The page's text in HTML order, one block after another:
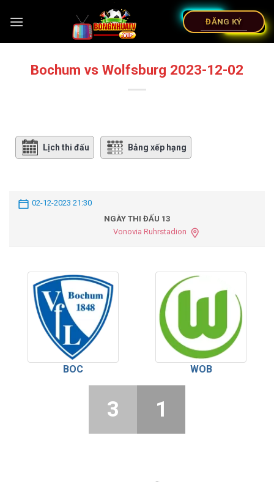
ĐĂNG KÝ
Bochum vs Wolfsburg 2023-12-02
Lịch thi đấu Bảng xếp hạng
02-12-2023 21:30
NGÀY THI ĐẤU 13
Vonovia Ruhrstadion
BOC WOB
3 1